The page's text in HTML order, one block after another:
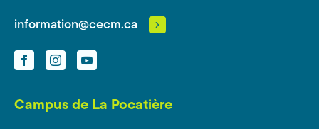
information@cecm.ca
FacebookInstagramYouTube
Campus de La Pocatière